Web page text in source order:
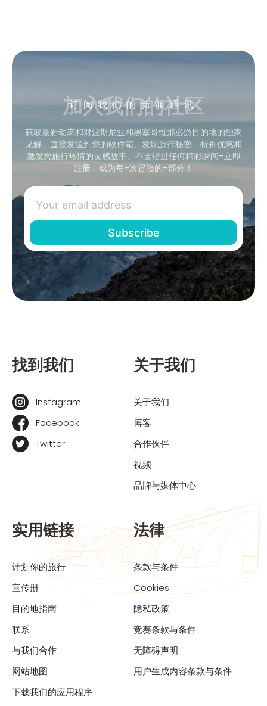
订阅我们的新闻通讯
加入我们的社区
获取最新动态和对波斯尼亚和黑塞哥维那必游目的地的独家
见解，直接发送到您的收件箱。发现旅行秘密、特别优惠和
激发您旅行热情的灵感故事。不要错过任何精彩瞬间–立即
注册，成为每–次冒险的–部分！
找到我们
Instagram
Facebook
Twitter
关于我们
关于我们
博客
合作伙伴
视频
品牌与媒体中心
实用链接
计划你的旅行
宣传册
目的地指南
联系
与我们合作
网站地图
下载我们的应用程序
法律
条款与条件
Cookies
隐私政策
竞赛条款与条件
无障碍声明
用户生成内容条款与条件